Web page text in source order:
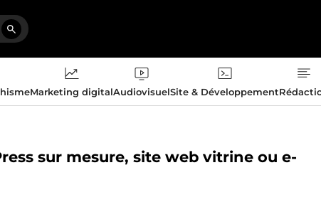
Marketing digitalAudiovisuelSite & Développement
sur mesure, site web vitrine ou e-